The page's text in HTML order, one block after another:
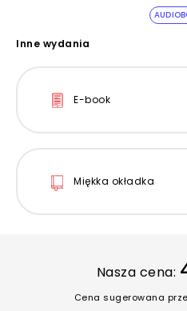
Inne wydania
E-book
Miękka okładka
Nasza cena:
Cena sugerowana